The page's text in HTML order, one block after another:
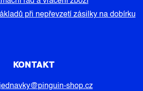
při nepřevzetí zásilky na dobírku
KONTAKT
@pinguin-shop.cz